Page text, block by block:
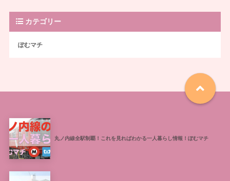
カテゴリー
ぽむマチ
丸ノ内線全駅制覇！これを見ればわかる一人暮らし情報！ぽむマチ